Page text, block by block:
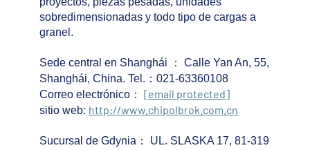
sobredimensionadas y todo tipo de cargas a
granel.
Sede central en Shanghái ：
Calle Yan An, 55,
Shanghái, China. Tel. ：021-63360108
Correo electrónico ： [email protected]
sitio web: http://www.chipolbrok.com.cn
Sucursal de Gdynia ：
UL. SLASKA 17, 81-319